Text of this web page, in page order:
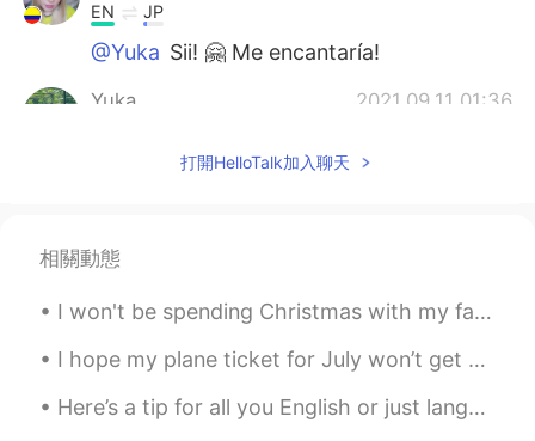
EN JP
@Yuka Sii! 🤗 Me encantaría!
Yuka 2021.09.11 01:36
Dibuja ジブリ algún día también,porfa 😁
JP
みなさん、こんにちは。
絵が完成したら
披露します。
私は絵が完成したら披露します。
打開HelloTalk加入聊天
相關動態
I won't be spending Christmas with my family, but I won't be spending it alone, or with a dog, bu...
I hope my plane ticket for July won’t get canceled ... 😑 Checking my booking every day and hopin...
Here’s a tip for all you English or just language learners : 🗣there’s no fast way to learn Engli...